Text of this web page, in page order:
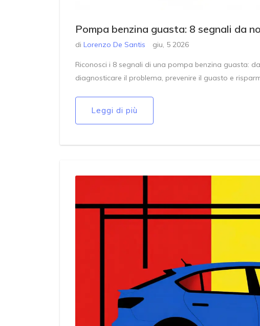
Pompa benzina guasta: 8 segnali da
di Lorenzo De Santis giu, 5 2026
Riconosci i 8 segnali di una pompa benzina guasta:
diagnosticare il problema, prevenire il guasto e
Leggi di più